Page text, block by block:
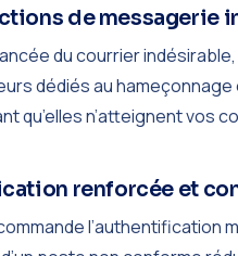
de messagerie
du courrier
dédiés au
qu’elles n’atteignent vos
renforcée et
l’authentification